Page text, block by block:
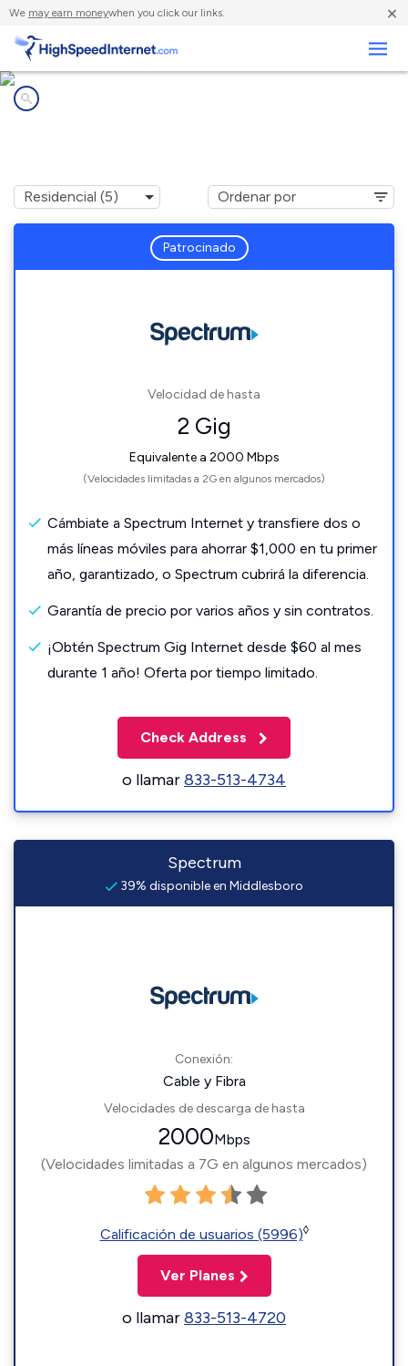
We may earn moneywhen you click our links. ×
Patrocinado
Velocidad de hasta
2 Gig
Equivalente a 2000 Mbps
(Velocidades limitadas a 2G en algunos mercados)
Cámbiate a Spectrum Internet y transfiere dos o
más líneas móviles para ahorrar $1,000 en tu primer
año, garantizado, o Spectrum cubrirá la diferencia.
Garantía de precio por varios años y sin contratos.
¡Obtén Spectrum Gig Internet desde $60 al mes
durante 1 año! Oferta por tiempo limitado.
Check Address
o llamar833-513-4734
Spectrum
39% disponible en Middlesboro
Conexión:
Cable y Fibra
Velocidades de descarga de hasta
2000Mbps
(Velocidades limitadas a 7G en algunos mercados)
Calificación de usuarios (5996)◊
Ver Planes
o llamar833-513-4720